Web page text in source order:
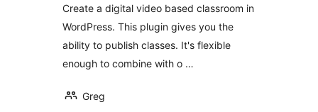
Create a digital video based classroom in
WordPress. This plugin gives you the
ability to publish classes. It's flexible
enough to combine with o …
Greg